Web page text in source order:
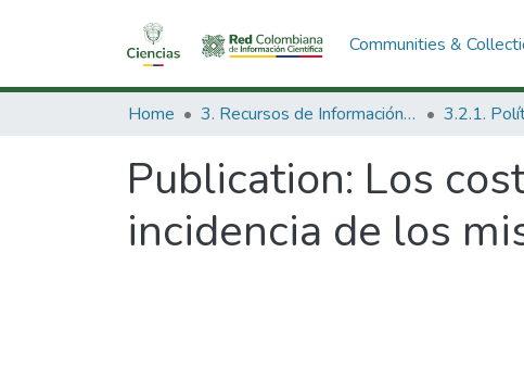
Communities &
Home 3. Recursos de Información Científica y Tecnológica
Publication: Los
incidencia de los